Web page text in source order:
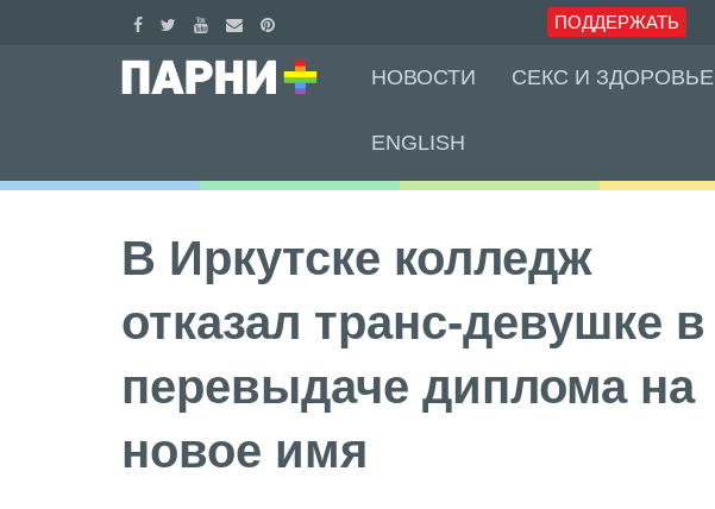
ПОДДЕРЖАТЬ
НОВОСТИ СЕКС И ЗДОРОВЬЕ
ENGLISH
В Иркутске колледж
отказал транс-девушке в
перевыдаче диплома на
новое имя